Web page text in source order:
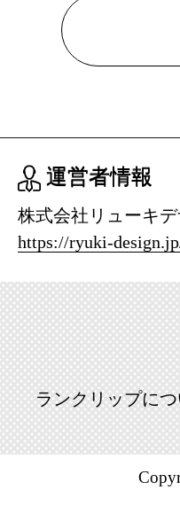
運営者情報
株式会社リューキ
https://ryuki-
ランクリップに